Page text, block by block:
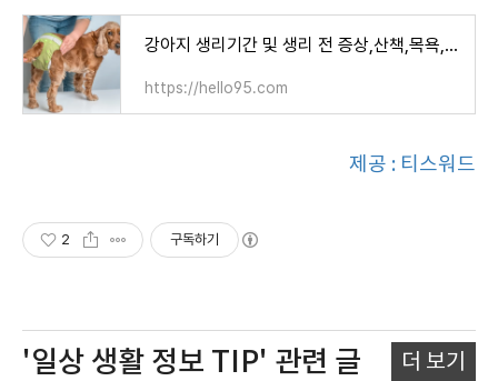
강아지 생리기간 및 생리 전 증상,산책,목욕,주기
https://hello95.com
제공 : 티스워드
2 구독하기
'일상 생활 정보 TIP' 관련 글 더 보기